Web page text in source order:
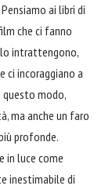
ai libri di
che ci fanno
intrattengono,
ci incoraggiano a
questo modo,
ma anche un faro
profonde.
in luce come
inestimabile di